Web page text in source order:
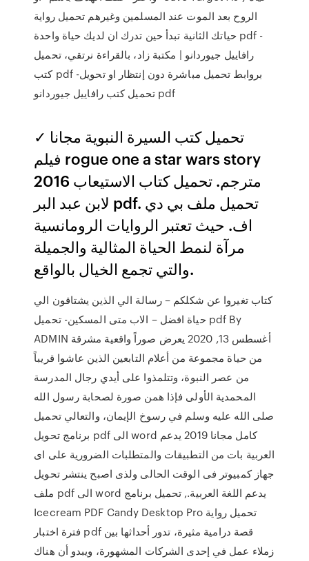
الروح بعد الموت عند المسلمين وغيرهم تحميل رواية
حياتك الثانية تبدأ حين تدرك ان لديك حياة واحدة pdf -
رافاييل جيوردانو | مكتبة زاد، بالقراءة نرتقي، تحميل
كتب pdf بروابط تحميل مباشرة دون إنتظار او تحويل-
تحميل كتب رافاييل جيوردانو pdf
تحميل كتب السيرة النبوية مجانا ✓
فيلم rogue one a star wars story
2016 مترجم. تحميل كتاب الاستيعاب
لابن عبد البر pdf. تحميل ملف بي دي
اف. حيث تعتبر الروايات الرومانسية
مرآة لنمط الحياة المثالية والجميلة
والتي تجمع الخيال بالواقع.
كتاب تغيروا عن شكلكم – رسالة الي الذين يشتاقون الي
حياة افضل – الاب متى المسكين- تحميل pdf By
ADMIN أغسطس 13, 2020 يعرض صوراً واقعية مشرقة
من حياة مجموعة من أعلام التابعين الذين عاشوا قريباً
من عصر النبوة، وتتلمذوا على أيدي رجال المدرسة
المحمدية الأولى فإذا همن صورة لصحابة رسول الله
صلى الله عليه وسلم في رسوخ الإيمان، والتعالي تحميل
برنامج تحويل pdf الى word كامل مجانا 2019 يدعم
العربية بات من التطبيقات والمتطلبات الضرورية على اى
جهاز كمبيوتر فى الوقت الحالى ولذى اصبح ينتشر تحويل
ملف pdf الى word يدعم اللغة العربية., تحميل برنامج
Icecream PDF Candy Desktop Pro تحميل رواية
فترة اختبار pdf قصة درامية مثيرة، تدور أحداثها بين
زملاء عمل في إحدى الشركات المشهورة، ويبدو أن هناك